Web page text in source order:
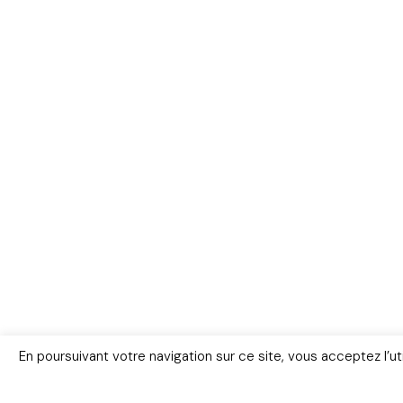
© Copyright 2026 – www.police-
En poursuivant votre navigation sur ce site, vous acceptez